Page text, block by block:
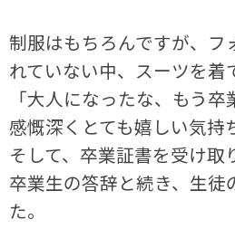
制服はもちろんですが、フ
れていない中、スーツを着
「大人になったな、もう
感慨深くとても嬉しい気持
そして、卒業証書を受け取
卒業生の答辞と続き、生徒
た。